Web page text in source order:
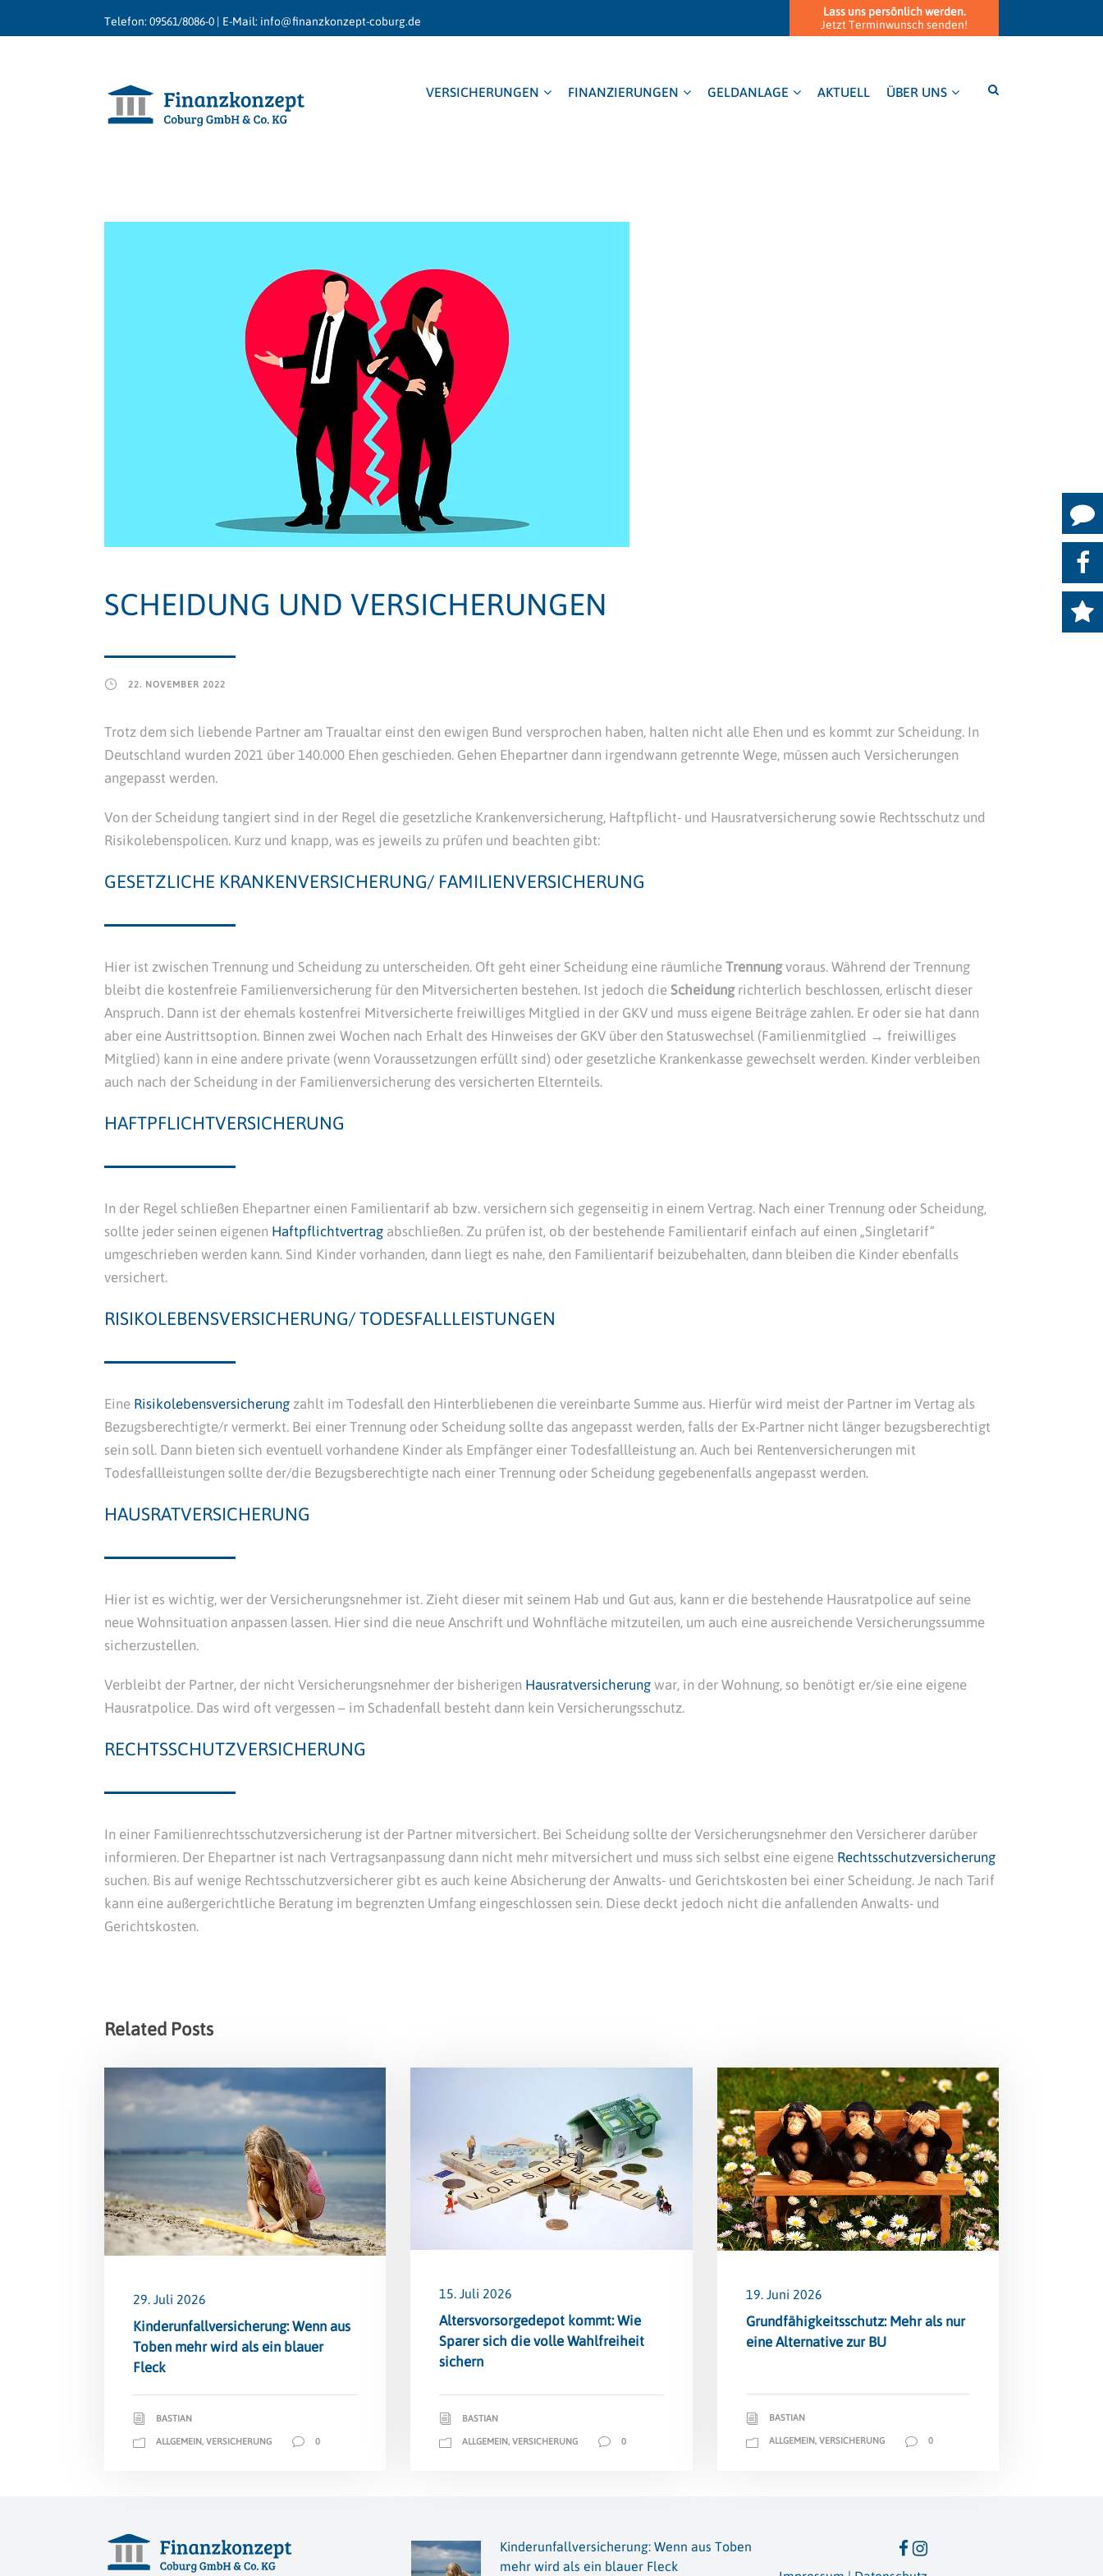
Telefon: 09561/8086-0 | E-Mail: info@finanzkonzept-coburg.de
Lass uns persönlich werden.
Jetzt Terminwunsch senden!
VERSICHERUNGEN FINANZIERUNGEN GELDANLAGE AKTUELL ÜBER UNS
SCHEIDUNG UND VERSICHERUNGEN
22. NOVEMBER 2022
Trotz dem sich liebende Partner am Traualtar einst den ewigen Bund versprochen haben, halten nicht alle Ehen und es kommt zur Scheidung. In
Deutschland wurden 2021 über 140.000 Ehen geschieden. Gehen Ehepartner dann irgendwann getrennte Wege, müssen auch Versicherungen
angepasst werden.
Von der Scheidung tangiert sind in der Regel die gesetzliche Krankenversicherung, Haftpflicht- und Hausratversicherung sowie Rechtsschutz und
Risikolebenspolicen. Kurz und knapp, was es jeweils zu prüfen und beachten gibt:
GESETZLICHE KRANKENVERSICHERUNG/ FAMILIENVERSICHERUNG
Hier ist zwischen Trennung und Scheidung zu unterscheiden. Oft geht einer Scheidung eine räumliche Trennungvoraus. Während der Trennung
bleibt die kostenfreie Familienversicherung für den Mitversicherten bestehen. Ist jedoch die Scheidungrichterlich beschlossen, erlischt dieser
Anspruch. Dann ist der ehemals kostenfrei Mitversicherte freiwilliges Mitglied in der GKV und muss eigene Beiträge zahlen. Er oder sie hat dann
aber eine Austrittsoption. Binnen zwei Wochen nach Erhalt des Hinweises der GKV über den Statuswechsel (Familienmitglied → freiwilliges
Mitglied) kann in eine andere private (wenn Voraussetzungen erfüllt sind) oder gesetzliche Krankenkasse gewechselt werden. Kinder verbleiben
auch nach der Scheidung in der Familienversicherung des versicherten Elternteils.
HAFTPFLICHTVERSICHERUNG
In der Regel schließen Ehepartner einen Familientarif ab bzw. versichern sich gegenseitig in einem Vertrag. Nach einer Trennung oder Scheidung,
sollte jeder seinen eigenen Haftpflichtvertrag abschließen. Zu prüfen ist, ob der bestehende Familientarif einfach auf einen „Singletarif“
umgeschrieben werden kann. Sind Kinder vorhanden, dann liegt es nahe, den Familientarif beizubehalten, dann bleiben die Kinder ebenfalls
versichert.
RISIKOLEBENSVERSICHERUNG/ TODESFALLLEISTUNGEN
Eine Risikolebensversicherung zahlt im Todesfall den Hinterbliebenen die vereinbarte Summe aus. Hierfür wird meist der Partner im Vertag als
Bezugsberechtigte/r vermerkt. Bei einer Trennung oder Scheidung sollte das angepasst werden, falls der Ex-Partner nicht länger bezugsberechtigt
sein soll. Dann bieten sich eventuell vorhandene Kinder als Empfänger einer Todesfallleistung an. Auch bei Rentenversicherungen mit
Todesfallleistungen sollte der/die Bezugsberechtigte nach einer Trennung oder Scheidung gegebenenfalls angepasst werden.
HAUSRATVERSICHERUNG
Hier ist es wichtig, wer der Versicherungsnehmer ist. Zieht dieser mit seinem Hab und Gut aus, kann er die bestehende Hausratpolice auf seine
neue Wohnsituation anpassen lassen. Hier sind die neue Anschrift und Wohnfläche mitzuteilen, um auch eine ausreichende Versicherungssumme
sicherzustellen.
Verbleibt der Partner, der nicht Versicherungsnehmer der bisherigen Hausratversicherung war, in der Wohnung, so benötigt er/sie eine eigene
Hausratpolice. Das wird oft vergessen – im Schadenfall besteht dann kein Versicherungsschutz.
RECHTSSCHUTZVERSICHERUNG
In einer Familienrechtsschutzversicherung ist der Partner mitversichert. Bei Scheidung sollte der Versicherungsnehmer den Versicherer darüber
informieren. Der Ehepartner ist nach Vertragsanpassung dann nicht mehr mitversichert und muss sich selbst eine eigene Rechtsschutzversicherung
suchen. Bis auf wenige Rechtsschutzversicherer gibt es auch keine Absicherung der Anwalts- und Gerichtskosten bei einer Scheidung. Je nach Tarif
kann eine außergerichtliche Beratung im begrenzten Umfang eingeschlossen sein. Diese deckt jedoch nicht die anfallenden Anwalts- und
Gerichtskosten.
Related Posts
29. Juli 2026
Kinderunfallversicherung: Wenn aus
Toben mehr wird als ein blauer
Fleck
BASTIAN
ALLGEMEIN , VERSICHERUNG 0
15. Juli 2026
Altersvorsorge­depot kommt: Wie
Sparer sich die volle Wahlfreiheit
sichern
BASTIAN
ALLGEMEIN, VERSICHERUNG 0
19. Juni 2026
Grundfähigkeitsschutz: Mehr als nur
eine Alternative zur BU
BASTIAN
ALLGEMEIN, VERSICHERUNG 0
Kinderunfallversicherung: Wenn aus Toben
mehr wird als ein blauer Fleck